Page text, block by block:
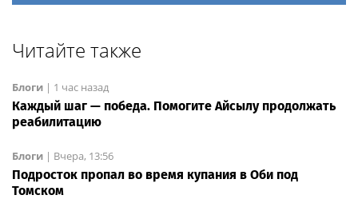
Читайте также
Блоги | 1 час назад
Каждый шаг — победа. Помогите Айсылу продолжать
реабилитацию
Блоги | Вчера, 13:56
Подросток пропал во время купания в Оби под
Томском